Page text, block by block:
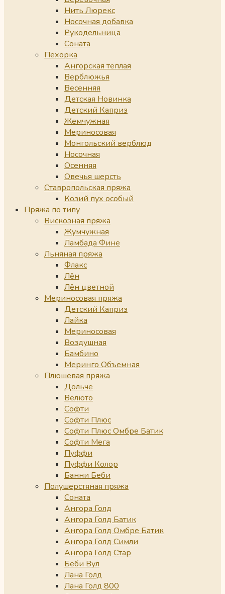
Нить Люрекс
Носочная добавка
Рукодельница
Соната
Пехорка
Ангорская теплая
Верблюжья
Весенняя
Детская Новинка
Детский Каприз
Жемчужная
Мериносовая
Монгольский верблюд
Носочная
Осенняя
Овечья шерсть
Ставропольская пряжа
Козий пух особый
Пряжа по типу
Вискозная пряжа
Жумчужная
Ламбада Фине
Льняная пряжа
Флакс
Лён
Лён цветной
Мериносовая пряжа
Детский Каприз
Лайка
Мериносовая
Воздушная
Бамбино
Меринго Объемная
Плюшевая пряжа
Дольче
Велюто
Софти
Софти Плюс
Софти Плюс Омбре Батик
Софти Мега
Пуффи
Пуффи Колор
Банни Беби
Полушерстяная пряжа
Соната
Ангора Голд
Ангора Голд Батик
Ангора Голд Омбре Батик
Ангора Голд Симли
Ангора Голд Стар
Беби Вул
Лана Голд
Лана Голд 800